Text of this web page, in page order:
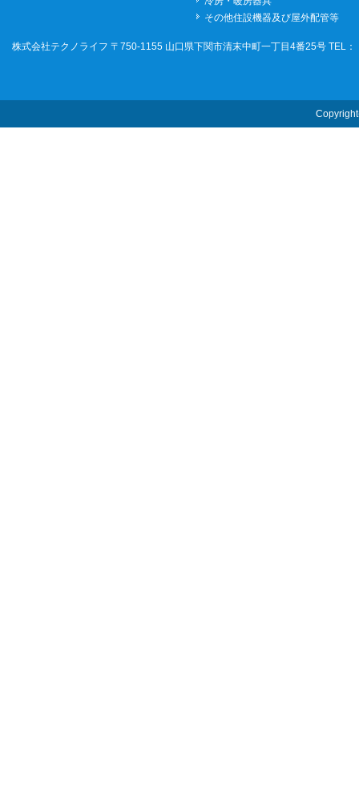
その他住設機器及び屋外配管等
株式会社テクノライフ 〒750-1155 山口県下関市清末中町一丁目4番25号 TEL